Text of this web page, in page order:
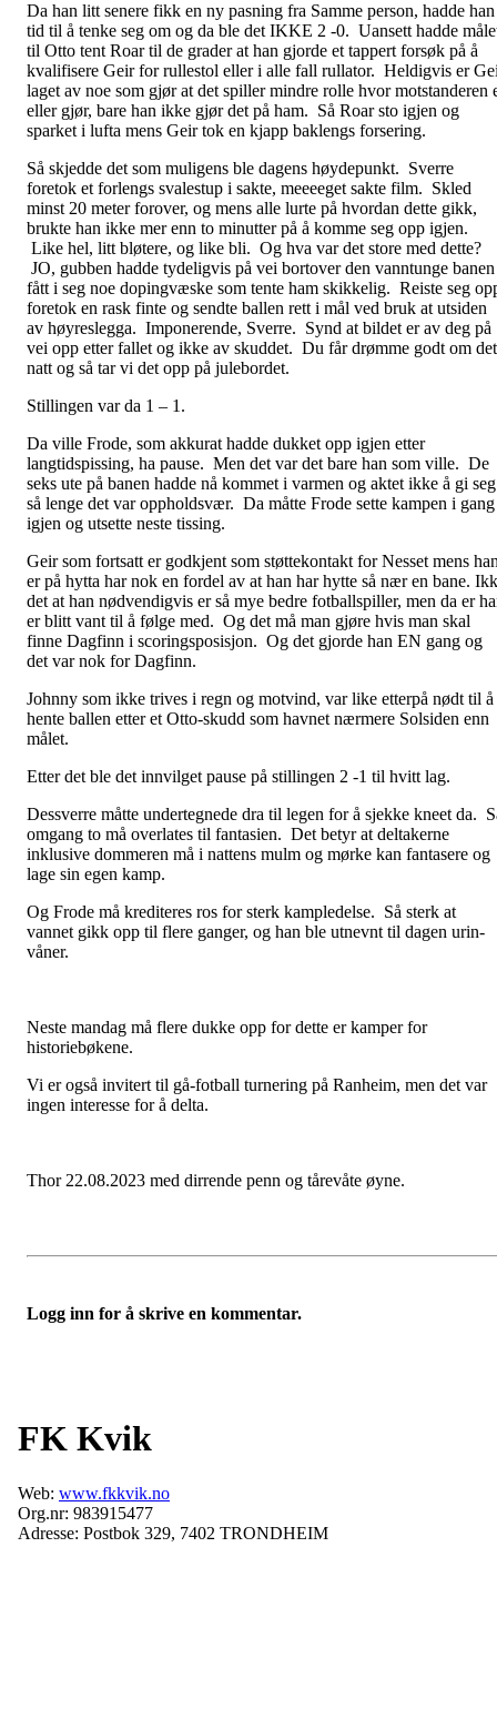
Da han litt senere fikk en ny pasning fra Samme person, hadde han
tid til å tenke seg om og da ble det IKKE 2 -0. Uansett hadde
til Otto tent Roar til de grader at han gjorde et tappert forsøk på å
kvalifisere Geir for rullestol eller i alle fall rullator. Heldigvis er
laget av noe som gjør at det spiller mindre rolle hvor motstanderen
eller gjør, bare han ikke gjør det på ham. Så Roar sto igjen og
sparket i lufta mens Geir tok en kjapp baklengs forsering.
Så skjedde det som muligens ble dagens høydepunkt. Sverre
foretok et forlengs svalestup i sakte, meeeeget sakte film. Skled
minst 20 meter forover, og mens alle lurte på hvordan dette gikk,
brukte han ikke mer enn to minutter på å komme seg opp igjen.
Like hel, litt bløtere, og like bli. Og hva var det store med dette?
JO, gubben hadde tydeligvis på vei bortover den vanntunge banen
fått i seg noe dopingvæske som tente ham skikkelig. Reiste seg
foretok en rask finte og sendte ballen rett i mål ved bruk at utsiden
av høyreslegga. Imponerende, Sverre. Synd at bildet er av deg på
vei opp etter fallet og ikke av skuddet. Du får drømme godt om
natt og så tar vi det opp på julebordet.
Stillingen var da 1 – 1.
Da ville Frode, som akkurat hadde dukket opp igjen etter
langtidspissing, ha pause. Men det var det bare han som ville. De
seks ute på banen hadde nå kommet i varmen og aktet ikke å gi seg
så lenge det var oppholdsvær. Da måtte Frode sette kampen i gang
igjen og utsette neste tissing.
Geir som fortsatt er godkjent som støttekontakt for Nesset mens
er på hytta har nok en fordel av at han har hytte så nær en bane.
det at han nødvendigvis er så mye bedre fotballspiller, men da er
er blitt vant til å følge med. Og det må man gjøre hvis man skal
finne Dagfinn i scoringsposisjon. Og det gjorde han EN gang og
det var nok for Dagfinn.
Johnny som ikke trives i regn og motvind, var like etterpå nødt til å
hente ballen etter et Otto-skudd som havnet nærmere Solsiden enn
målet.
Etter det ble det innvilget pause på stillingen 2 -1 til hvitt lag.
Dessverre måtte undertegnede dra til legen for å sjekke kneet da.
omgang to må overlates til fantasien. Det betyr at deltakerne
inklusive dommeren må i nattens mulm og mørke kan fantasere og
lage sin egen kamp.
Og Frode må krediteres ros for sterk kampledelse. Så sterk at
vannet gikk opp til flere ganger, og han ble utnevnt til dagen urin-
våner.
Neste mandag må flere dukke opp for dette er kamper for
historiebøkene.
Vi er også invitert til gå-fotball turnering på Ranheim, men det var
ingen interesse for å delta.
Thor 22.08.2023 med dirrende penn og tårevåte øyne.
Logg inn for å skrive en kommentar.
FK Kvik
Web: www.fkkvik.no
Org.nr: 983915477
Adresse: Postbok 329, 7402 TRONDHEIM